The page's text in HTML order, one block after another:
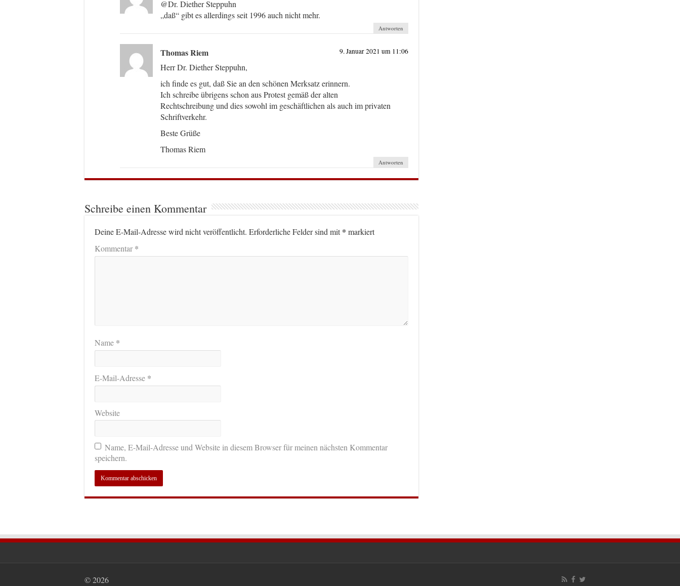
@Dr. Diether Steppuhn
„daß“ gibt es allerdings seit 1996 auch nicht mehr.
Antworten
Thomas Riem 9. Januar 2021 um 11:06
Herr Dr. Diether Steppuhn,
ich finde es gut, daß Sie an den schönen Merksatz erinnern.
Ich schreibe übrigens schon aus Protest gemäß der alten
Rechtschreibung und dies sowohl im geschäftlichen als auch im privaten
Schriftverkehr.
Beste Grüße
Thomas Riem
Antworten
Schreibe einen Kommentar
Deine E-Mail-Adresse wird nicht veröffentlicht. Erforderliche Felder sind mit* markiert
Kommentar*
Name *
E-Mail-Adresse *
Website
Name, E-Mail-Adresse und Website in diesem Browser für meinen nächsten Kommentar
speichern.
© 2026